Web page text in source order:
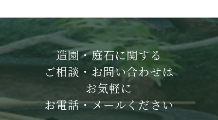
造園・庭石に関する
ご相談・お問い合わせは
お気軽に
お電話・メールください